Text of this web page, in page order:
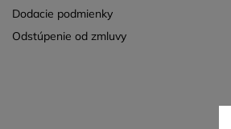
Dodacie podmienky
Odstúpenie od zmluvy